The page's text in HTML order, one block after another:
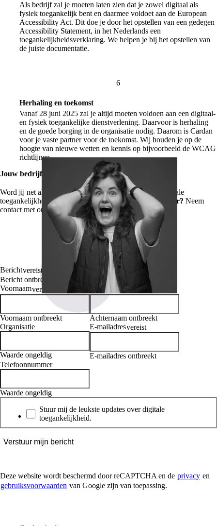
Als bedrijf zal je moeten laten zien dat je zowel digitaal als
fysiek toegankelijk bent en daarmee voldoet aan de European
Accessibility Act. Dit doe je door het opstellen van een gedegen
Accessibility Statement, in het Nederlands een
toegankelijkheidsverklaring. We helpen je bij het opstellen van
de juiste documentatie.
Herhaling en toekomst
Vanaf 28 juni 2025 zal je altijd moeten voldoen aan een digitaal-
en fysiek toegankelijke dienstverlening. Daarvoor is herhaling
en de goede borging in de organisatie nodig. Daarom is Cardan
voor je vaste partner voor de toekomst. Wij houden je op de
hoogte van nieuwe wetten en kennis op bijvoorbeeld de WCAG
richtlijnen.
Jouw bedrijf voor iedereen
Word jij net als Carolinarazend enthousiast van de digitale
toegankelijkheid? Of zit je juist met jehanden in het haar? Neem
contact met ons op en we helpen je graag verder op weg.
Berichtvereist
Bericht ontbreekt
Voornaamvereist
Voornaam ontbreekt
Achternaam
Achternaam ontbreekt
Organisatie
Waarde ongeldig
E-mailadresvereist
E-mailadres ontbreekt
Telefoonnummer
Waarde ongeldig
Nieuwsbrief
Stuur mij de leukste updates over digitale
toegankelijkheid.
Verstuur mijn bericht
Deze website wordt beschermd door reCAPTCHA en de privacy en
gebruiksvoorwaarden van Google zijn van toepassing.